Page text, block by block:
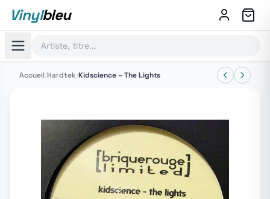
Vinylbleu
Accueil/Hardtek/Kidscience ‎– The Lights